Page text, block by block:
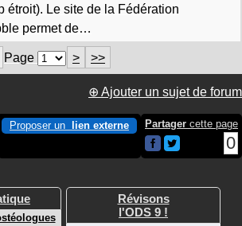
étroit). Le site de la Fédération
permet de…
Page > >>
⊕ Ajouter un sujet de forum
Proposer un lien externe Partager cette page
0
Révisons
l'ODS 9 !